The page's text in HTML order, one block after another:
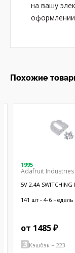
на вашу
оформлении
Похожие
1995
Adafruit Industries
5V 2.4A SWITCHING
141 шт - 4-6 недель
от 1485 ₽
Кэшбэк + 223